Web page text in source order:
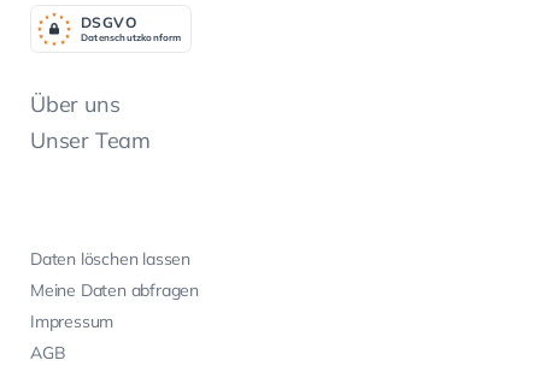
Über uns
Unser Team
Daten löschen lassen
Meine Daten abfragen
Impressum
AGB
Datenschutzkonform
DSGVO